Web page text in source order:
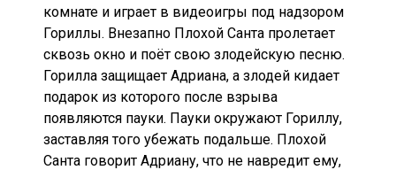
комнате и играет в видеоигры под надзором
Гориллы. Внезапно Плохой Санта пролетает
сквозь окно и поёт свою злодейскую песню.
Горилла защищает Адриана, а злодей кидает
подарок из которого после взрыва
появляются пауки. Пауки окружают Гориллу,
заставляя того убежать подальше. Плохой
Санта говорит Адриану, что не навредит ему,